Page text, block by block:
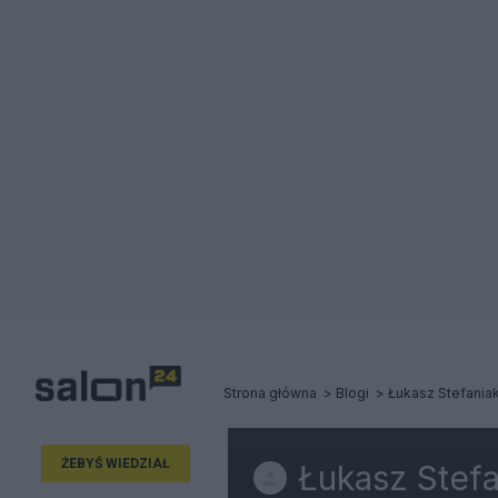
Strona główna Blogi Łukasz Stefaniak
ŻEBYŚ WIEDZIAŁ Łukasz